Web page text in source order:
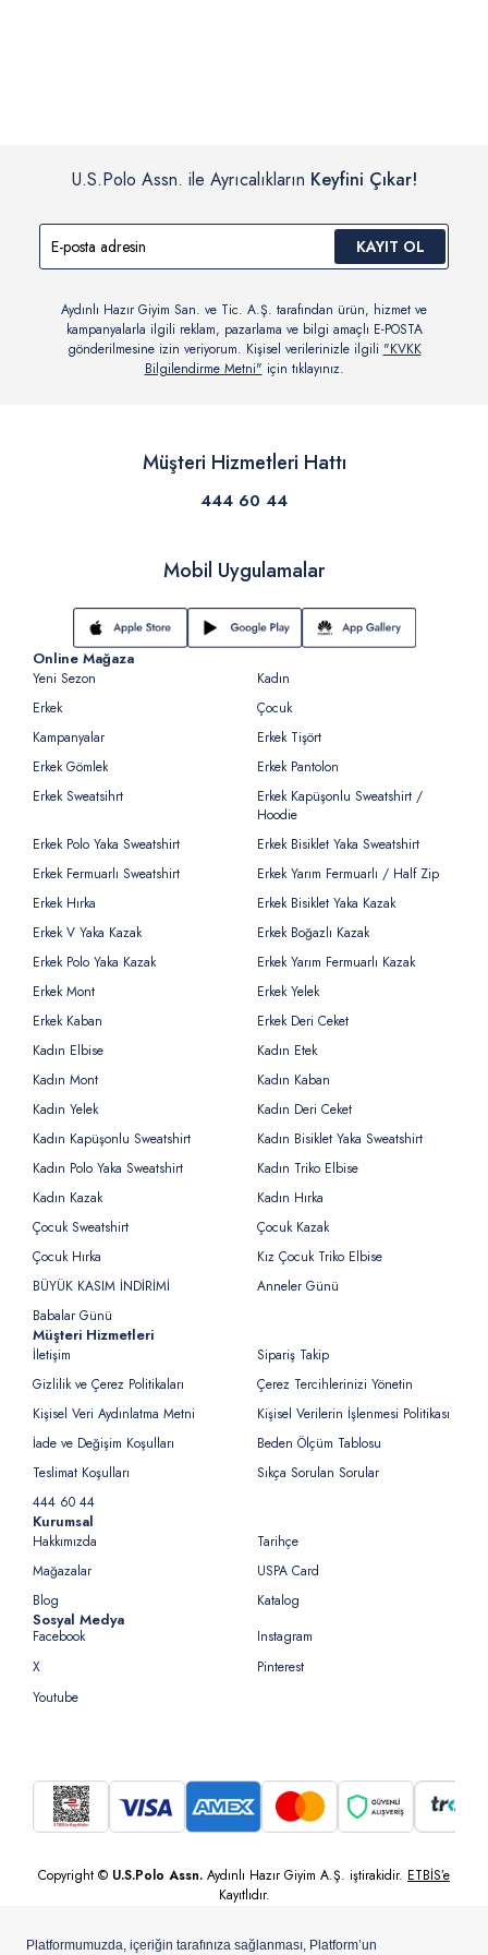
U.S.Polo Assn. ile Ayrıcalıkların Keyfini Çıkar!
KAYIT OL
Aydınlı Hazır Giyim San. ve Tic. A.Ş. tarafından ürün, hizmet ve
kampanyalarla ilgili reklam, pazarlama ve bilgi amaçlı E-POSTA
gönderilmesine izin veriyorum. Kişisel verilerinizle ilgili "KVKK
Bilgilendirme Metni" için tıklayınız.
Müşteri Hizmetleri Hattı
444 60 44
Mobil Uygulamalar
Online Mağaza
Yeni Sezon
Kadın
Erkek
Çocuk
Kampanyalar
Erkek Tişört
Erkek Gömlek
Erkek Pantolon
Erkek Sweatsihrt
Erkek Kapüşonlu Sweatshirt /
Hoodie
Erkek Polo Yaka Sweatshirt
Erkek Bisiklet Yaka Sweatshirt
Erkek Fermuarlı Sweatshirt
Erkek Yarım Fermuarlı / Half Zip
Erkek Hırka
Erkek Bisiklet Yaka Kazak
Erkek V Yaka Kazak
Erkek Boğazlı Kazak
Erkek Polo Yaka Kazak
Erkek Yarım Fermuarlı Kazak
Erkek Mont
Erkek Yelek
Erkek Kaban
Erkek Deri Ceket
Kadın Elbise
Kadın Etek
Kadın Mont
Kadın Kaban
Kadın Yelek
Kadın Deri Ceket
Kadın Kapüşonlu Sweatshirt
Kadın Bisiklet Yaka Sweatshirt
Kadın Polo Yaka Sweatshirt
Kadın Triko Elbise
Kadın Kazak
Kadın Hırka
Çocuk Sweatshirt
Çocuk Kazak
Çocuk Hırka
Kız Çocuk Triko Elbise
BÜYÜK KASIM İNDİRİMİ
Anneler Günü
Babalar Günü
Müşteri Hizmetleri
İletişim
Sipariş Takip
Gizlilik ve Çerez Politikaları
Çerez Tercihlerinizi Yönetin
Kişisel Veri Aydınlatma Metni
Kişisel Verilerin İşlenmesi Politikası
İade ve Değişim Koşulları
Beden Ölçüm Tablosu
Teslimat Koşulları
Sıkça Sorulan Sorular
444 60 44
Kurumsal
Hakkımızda
Tarihçe
Mağazalar
USPA Card
Blog
Katalog
Sosyal Medya
Facebook
Instagram
X
Pinterest
Youtube
Copyright © U.S.Polo Assn. Aydınlı Hazır Giyim A.Ş. iştirakidir. ETBİS’e
Kayıtlıdır.